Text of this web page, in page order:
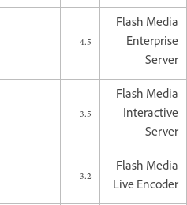
Flash Media
Enterprise
Server
4.5
Flash Media
Interactive
Server
3.5
Flash Media
Live Encoder
3.2